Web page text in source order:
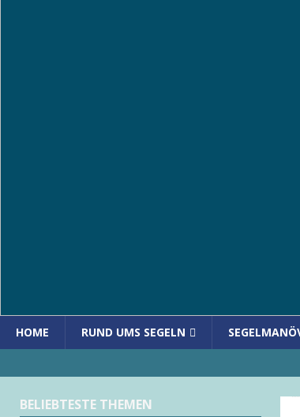
HOME RUND UMS SEGELN
BELIEBTESTE THEMEN